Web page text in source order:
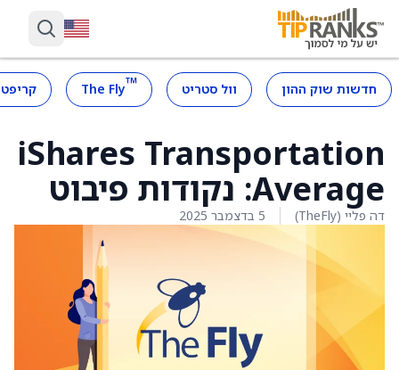
חדשות שוק ההון וול סטריט ™
The Fly
iShares Transportation
Average: נקודות פיבוט
דה פליי (TheFly) 5 בדצמבר 2025